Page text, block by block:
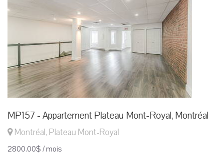
MP157 - Appartement Plateau Mont-Royal, Montréal
Montréal, Plateau Mont-Royal
2800.00$ / mois